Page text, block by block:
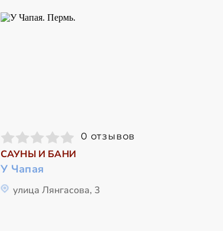
0 отзывов
САУНЫ И БАНИ
У Чапая
улица Лянгасова, 3